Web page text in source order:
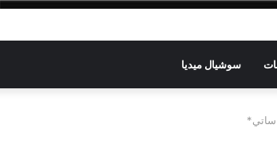
سوشيال ميديا
ساتي*